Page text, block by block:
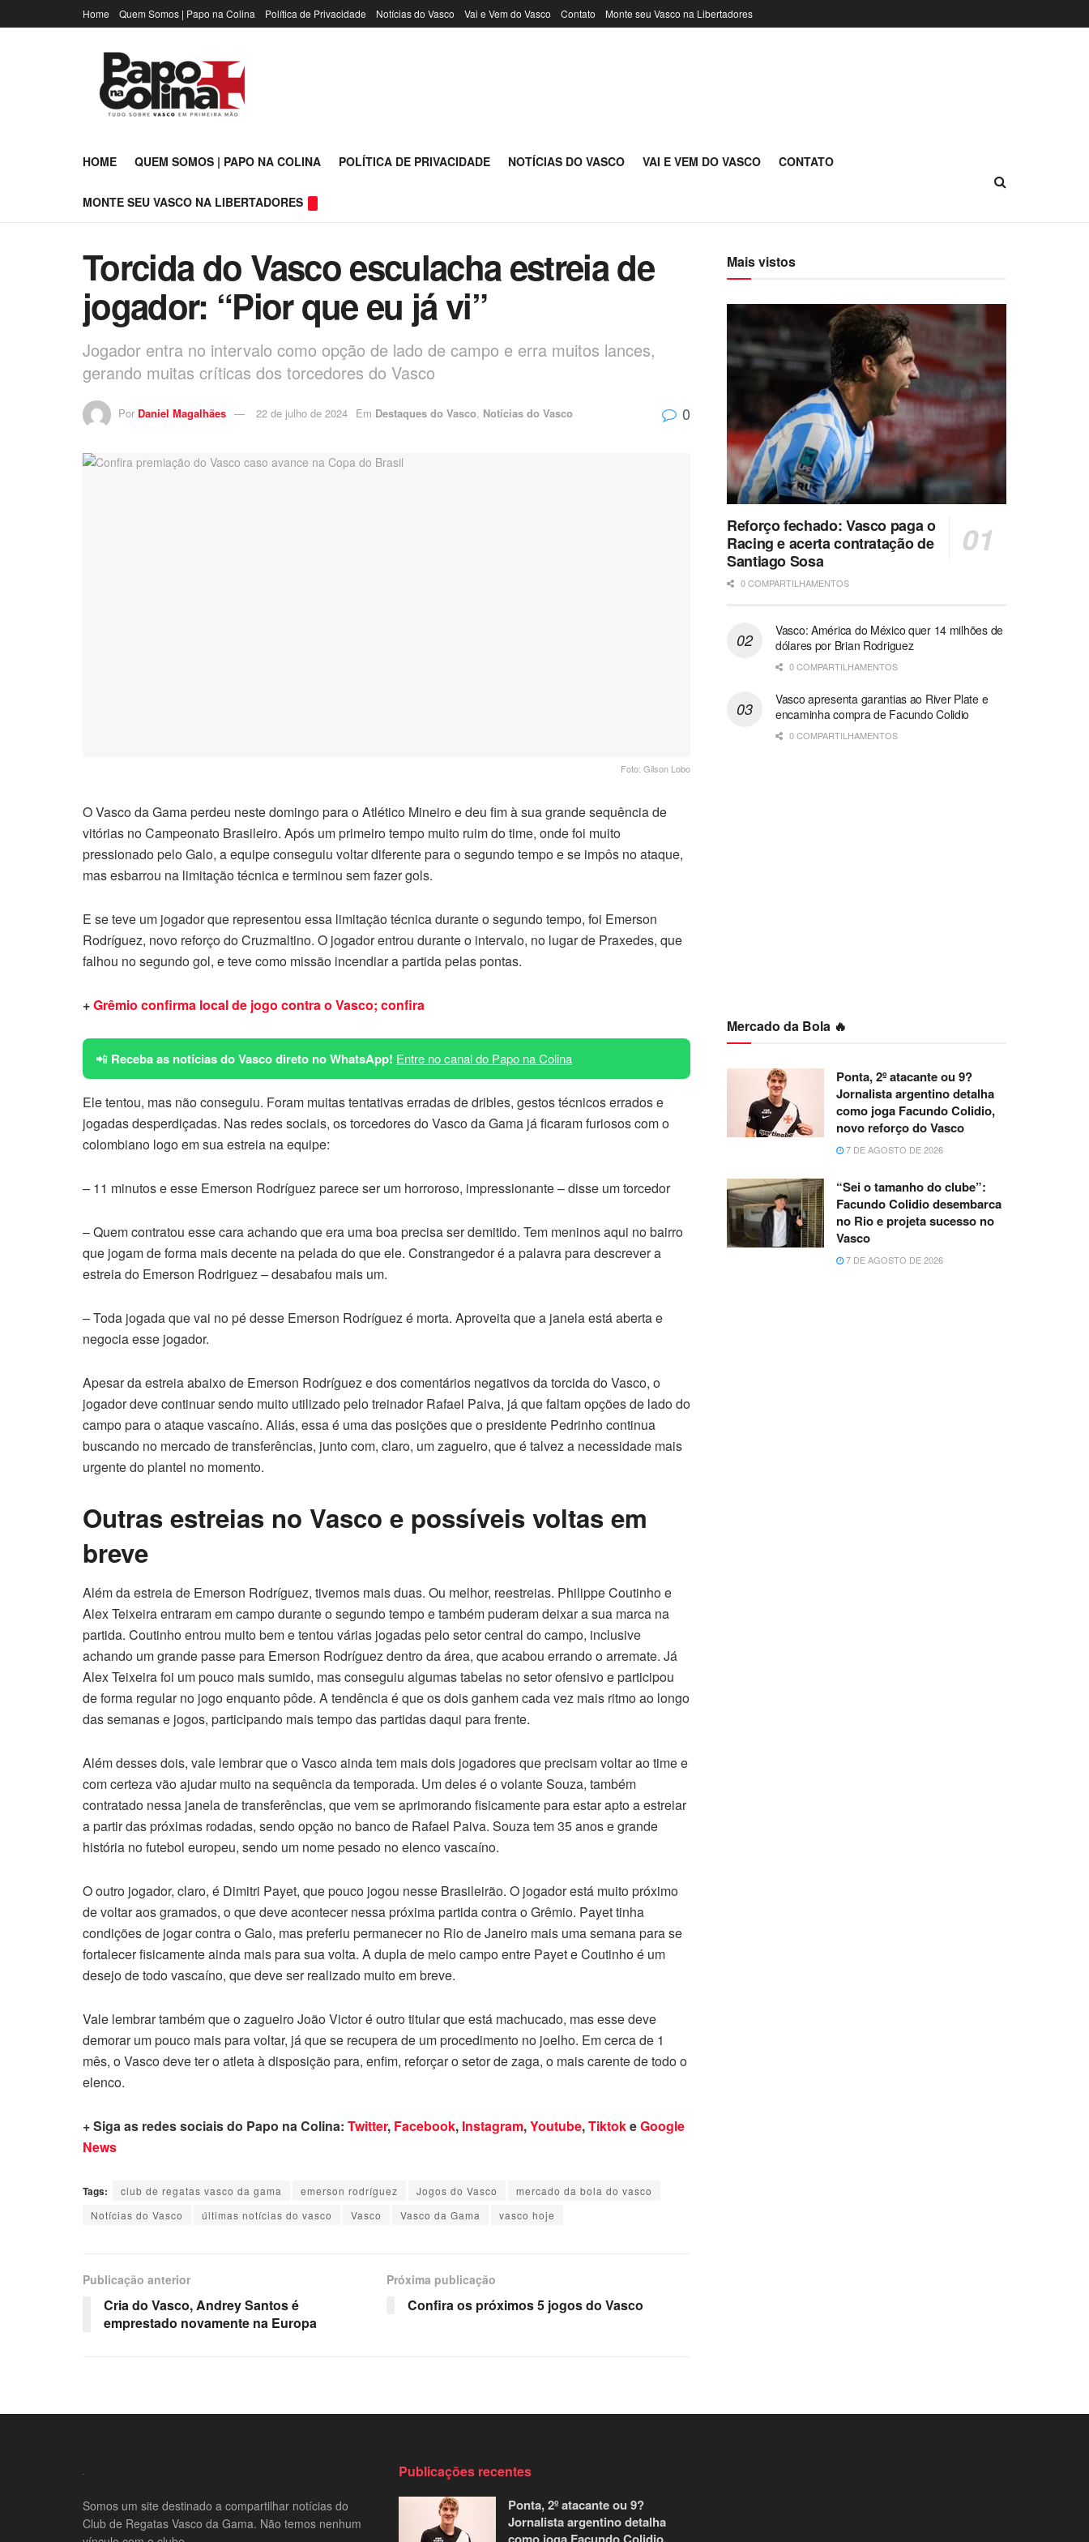
Home Quem Somos | Papo na Colina Política de Privacidade Notícias do Vasco Vai e Vem do Vasco Contato Monte seu Vasco na Libertadores
HOME QUEM SOMOS | PAPO NA COLINA POLÍTICA DE PRIVACIDADE NOTÍCIAS DO VASCO VAI E VEM DO VASCO CONTATO
MONTE SEU VASCO NA LIBERTADORES
Torcida do Vasco esculacha estreia de
jogador: “Pior que eu já vi”
Jogador entra no intervalo como opção de lado de campo e erra muitos lances,
gerando muitas críticas dos torcedores do Vasco
Por Daniel Magalhães 22 de julho de 2024 Em Destaques do Vasco, Notícias do Vasco 0
Foto: Gilson Lobo
O Vasco da Gama perdeu neste domingo para o Atlético Mineiro e deu fim à sua grande sequência de
vitórias no Campeonato Brasileiro. Após um primeiro tempo muito ruim do time, onde foi muito
pressionado pelo Galo, a equipe conseguiu voltar diferente para o segundo tempo e se impôs no ataque,
mas esbarrou na limitação técnica e terminou sem fazer gols.
E se teve um jogador que representou essa limitação técnica durante o segundo tempo, foi Emerson
Rodríguez, novo reforço do Cruzmaltino. O jogador entrou durante o intervalo, no lugar de Praxedes, que
falhou no segundo gol, e teve como missão incendiar a partida pelas pontas.
+Grêmio confirma local de jogo contra o Vasco; confira
📲 Receba as notícias do Vasco direto no WhatsApp! Entre no canal do Papo na Colina
Ele tentou, mas não conseguiu. Foram muitas tentativas erradas de dribles, gestos técnicos errados e
jogadas desperdiçadas. Nas redes sociais, os torcedores do Vasco da Gama já ficaram furiosos com o
colombiano logo em sua estreia na equipe:
– 11 minutos e esse Emerson Rodríguez parece ser um horroroso, impressionante – disse um torcedor
– Quem contratou esse cara achando que era uma boa precisa ser demitido. Tem meninos aqui no bairro
que jogam de forma mais decente na pelada do que ele. Constrangedor é a palavra para descrever a
estreia do Emerson Rodriguez – desabafou mais um.
– Toda jogada que vai no pé desse Emerson Rodríguez é morta. Aproveita que a janela está aberta e
negocia esse jogador.
Apesar da estreia abaixo de Emerson Rodríguez e dos comentários negativos da torcida do Vasco, o
jogador deve continuar sendo muito utilizado pelo treinador Rafael Paiva, já que faltam opções de lado do
campo para o ataque vascaíno. Aliás, essa é uma das posições que o presidente Pedrinho continua
buscando no mercado de transferências, junto com, claro, um zagueiro, que é talvez a necessidade mais
urgente do plantel no momento.
Outras estreias no Vasco e possíveis voltas em
breve
Além da estreia de Emerson Rodríguez, tivemos mais duas. Ou melhor, reestreias. Philippe Coutinho e
Alex Teixeira entraram em campo durante o segundo tempo e também puderam deixar a sua marca na
partida. Coutinho entrou muito bem e tentou várias jogadas pelo setor central do campo, inclusive
achando um grande passe para Emerson Rodríguez dentro da área, que acabou errando o arremate. Já
Alex Teixeira foi um pouco mais sumido, mas conseguiu algumas tabelas no setor ofensivo e participou
de forma regular no jogo enquanto pôde. A tendência é que os dois ganhem cada vez mais ritmo ao longo
das semanas e jogos, participando mais tempo das partidas daqui para frente.
Além desses dois, vale lembrar que o Vasco ainda tem mais dois jogadores que precisam voltar ao time e
com certeza vão ajudar muito na sequência da temporada. Um deles é o volante Souza, também
contratado nessa janela de transferências, que vem se aprimorando fisicamente para estar apto a estreiar
a partir das próximas rodadas, sendo opção no banco de Rafael Paiva. Souza tem 35 anos e grande
história no futebol europeu, sendo um nome pesado no elenco vascaíno.
O outro jogador, claro, é Dimitri Payet, que pouco jogou nesse Brasileirão. O jogador está muito próximo
de voltar aos gramados, o que deve acontecer nessa próxima partida contra o Grêmio. Payet tinha
condições de jogar contra o Galo, mas preferiu permanecer no Rio de Janeiro mais uma semana para se
fortalecer fisicamente ainda mais para sua volta. A dupla de meio campo entre Payet e Coutinho é um
desejo de todo vascaíno, que deve ser realizado muito em breve.
Vale lembrar também que o zagueiro João Victor é outro titular que está machucado, mas esse deve
demorar um pouco mais para voltar, já que se recupera de um procedimento no joelho. Em cerca de 1
mês, o Vasco deve ter o atleta à disposição para, enfim, reforçar o setor de zaga, o mais carente de todo o
elenco.
+ Siga as redes sociais do Papo na Colina: Twitter, Facebook, Instagram,Youtube,TiktokeGoogle
News
Tags: club de regatas vasco da gama emerson rodríguez Jogos do Vasco
mercado da bola do vasco
Notícias do Vasco
últimas notícias do vasco Vasco Vasco da Gama vasco hoje
Publicação anterior
Cria do Vasco, Andrey Santos é
emprestado novamente na Europa
Próxima publicação
Confira os próximos 5 jogos do Vasco
Mais vistos
Reforço fechado: Vasco paga o
Racing e acerta contratação de
Santiago Sosa
0 COMPARTILHAMENTOS
Vasco: América do México quer 14 milhões de
dólares por Brian Rodriguez
0 COMPARTILHAMENTOS
Vasco apresenta garantias ao River Plate e
encaminha compra de Facundo Colidio
0 COMPARTILHAMENTOS
Mercado da Bola 🔥
Ponta, 2º atacante ou 9?
Jornalista argentino detalha
como joga Facundo Colidio,
novo reforço do Vasco
7 DE AGOSTO DE 2026
“Sei o tamanho do clube”:
Facundo Colidio desembarca
no Rio e projeta sucesso no
Vasco
7 DE AGOSTO DE 2026
Somos um site destinado a compartilhar notícias do
Club de Regatas Vasco da Gama. Não temos nenhum
Publicações recentes
Ponta, 2º atacante ou 9?
Jornalista argentino detalha